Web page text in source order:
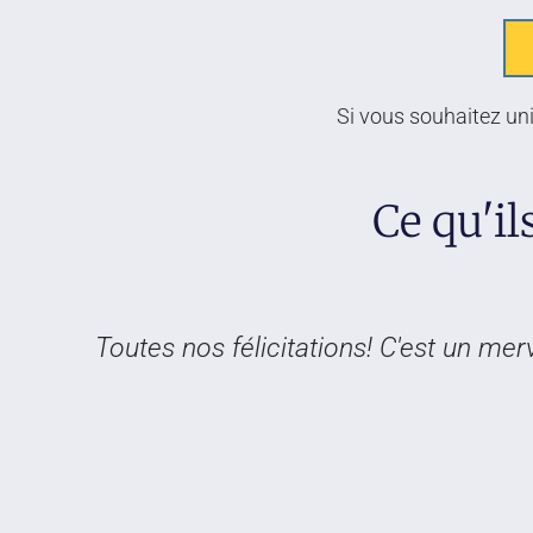
Si vous souhaitez
Ce
Toutes nos félicitations! C'est un